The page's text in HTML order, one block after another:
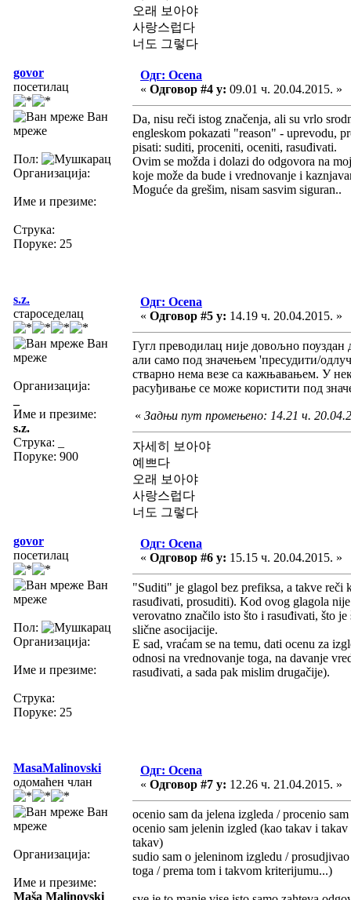
오래 보아야
사랑스럽다
너도 그렇다
govor
посетилац
Ван
мреже
Пол:
Организација:
Име и презиме:
Струка:
Поруке: 25
Одг: Ocena
« Одговор #4 у: 09.01 ч. 20.04.2015. »
Da, nisu reči istog značenja, ali su vrlo
engleskom pokazati "reason" - uprevodu,
pisati: suditi, proceniti, oceniti, rasuđivati.
Ovim se možda i dolazi do odgovora na
koje može da bude i vrednovanje i
Moguće da grešim, nisam sasvim siguran..
s.z.
староседелац
Ван
мреже
Организација:
Име и презиме:
s.z.
Струка:
Поруке: 900
Одг: Ocena
« Одговор #5 у: 14.19 ч. 20.04.2015. »
Гугл преводилац није довољно поуздан
али само под значењем 'пресудити/
стварно нема везе са кажњавањем. У
расуђивање се може користити под
« Задњи пут промењено: 14.21 ч.
자세히 보아야
예쁘다
오래 보아야
사랑스럽다
너도 그렇다
govor
посетилац
Ван
мреже
Пол:
Организација:
Име и презиме:
Струка:
Поруке: 25
Одг: Ocena
« Одговор #6 у: 15.15 ч. 20.04.2015. »
"Suditi" je glagol bez prefiksa, a takve reči
rasuđivati, prosuditi). Kod ovog glagola
verovatno značilo isto što i rasuđivati, što
slične asocijacije.
E sad, vraćam se na temu, dati ocenu za
odnosi na vrednovanje toga, na davanje
rasuđivati, a sada pak mislim drugačije).
MasaMalinovski
одомаћен члан
Ван
мреже
Организација:
Име и презиме:
Maša Malinovski
Одг: Ocena
« Одговор #7 у: 12.26 ч. 21.04.2015. »
ocenio sam da jelena izgleda / procenio
ocenio sam jelenin izgled (kao takav i
takav)
sudio sam o jeleninom izgledu /
toga / prema tom i takvom kriterijumu...)